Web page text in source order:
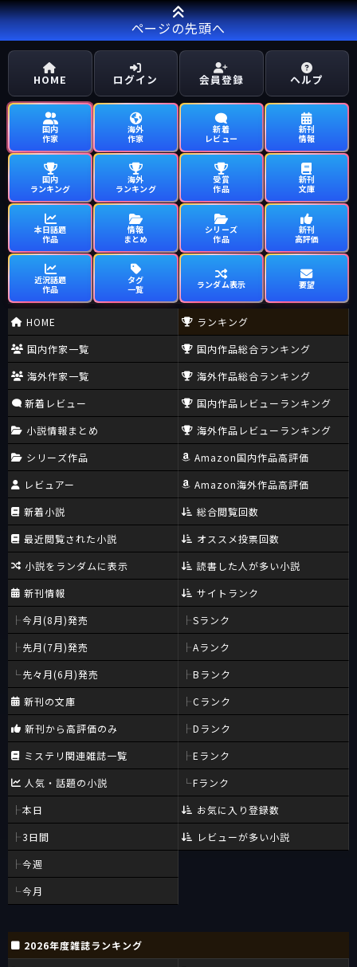
ページの先頭へ
HOME ログイン 会員登録 ヘルプ
国内
作家
海外
作家
新着
レビュー
新刊
情報
国内
ランキング
海外
ランキング
受賞
作品
新刊
文庫
本日話題
作品
情報
まとめ
シリーズ
作品
新刊
高評価
近況話題
作品
タグ
一覧
ランダム表示 要望
HOME
国内作家一覧
海外作家一覧
新着レビュー
小説情報まとめ
シリーズ作品
レビュアー
新着小説
最近閲覧された小説
小説をランダムに表示
新刊情報
今月(8月)発売
先月(7月)発売
先々月(6月)発売
新刊の文庫
新刊から高評価のみ
ミステリ関連雑誌一覧
人気・話題の小説
本日
3日間
今週
今月
ランキング
国内作品総合ランキング
海外作品総合ランキング
国内作品レビューランキング
海外作品レビューランキング
Amazon国内作品高評価
Amazon海外作品高評価
総合閲覧回数
オススメ投票回数
読書した人が多い小説
サイトランク
Sランク
Aランク
Bランク
Cランク
Dランク
Eランク
Fランク
お気に入り登録数
レビューが多い小説
2026年度雑誌ランキング